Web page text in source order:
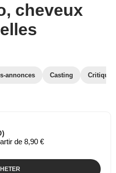
cheveux
annonces Casting
de 8,90 €